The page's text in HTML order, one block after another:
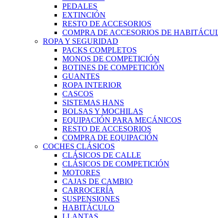
PEDALES
EXTINCIÓN
RESTO DE ACCESORIOS
COMPRA DE ACCESORIOS DE
ROPA Y SEGURIDAD
PACKS COMPLETOS
MONOS DE COMPETICIÓN
BOTINES DE COMPETICIÓN
GUANTES
ROPA INTERIOR
CASCOS
SISTEMAS HANS
BOLSAS Y MOCHILAS
EQUIPACIÓN PARA MECÁNICOS
RESTO DE ACCESORIOS
COMPRA DE EQUIPACIÓN
COCHES CLÁSICOS
CLÁSICOS DE CALLE
CLÁSICOS DE COMPETICIÓN
MOTORES
CAJAS DE CAMBIO
CARROCERÍA
SUSPENSIONES
HABITÁCULO
LLANTAS